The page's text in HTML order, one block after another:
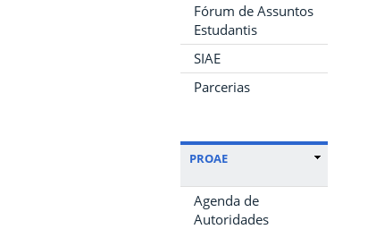
Fórum de Assuntos
Estudantis
SIAE
Parcerias
PROAE
Agenda de
Autoridades